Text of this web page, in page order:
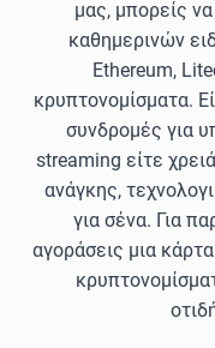
μας, μπορείς
καθημερινών
Ethereum,
κρυπτονομίσματα.
συνδρομές για
streaming είτε
ανάγκης,
για σένα. Για
αγοράσεις μια